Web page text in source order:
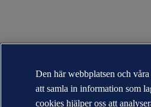
Den här webbplatsen och
att samla in information som
cookies hjälper oss att